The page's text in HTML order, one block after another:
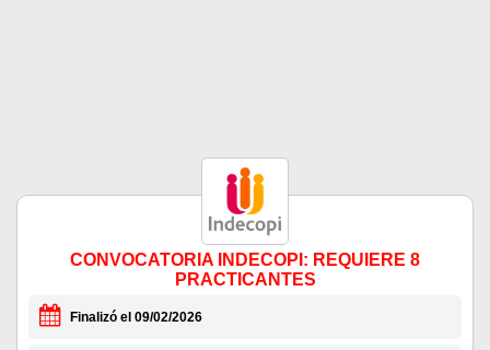
CONVOCATORIA INDECOPI: REQUIERE 8
PRACTICANTES
Finalizó el 09/02/2026